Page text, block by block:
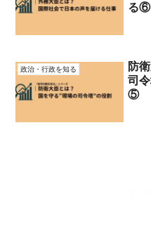
る⑥
政治・行政を知る
防
司
⑤